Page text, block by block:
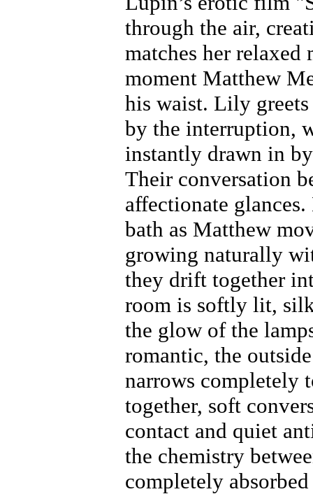
through the air,
matches her
moment Matthew
his waist. Lily
by the interruption,
instantly drawn in
Their conversation
affectionate
bath as Matthew
growing naturally
they drift together
room is softly lit, silk
the glow of the
romantic, the
narrows completely
together, soft
contact and quiet
the chemistry
completely